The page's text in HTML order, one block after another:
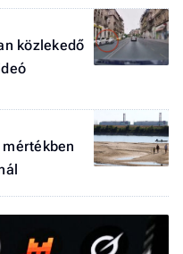
-
közlekedő